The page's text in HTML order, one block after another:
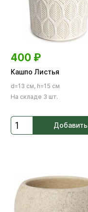
400 ₽
Кашпо Листья
d=13 см, h=15 см
На складе 3 шт.
Добавить